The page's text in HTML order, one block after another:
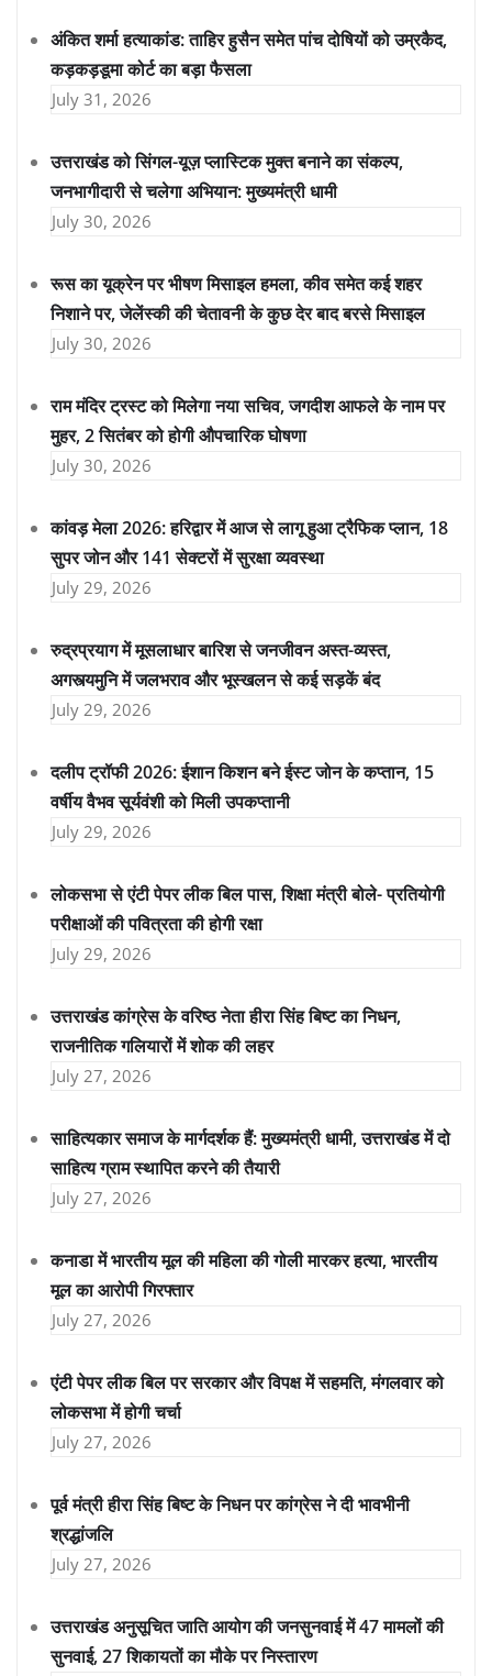
अंकित शर्मा हत्याकांड: ताहिर हुसैन समेत पांच दोषियों को उम्रकैद,
कड़कड़डूमा कोर्ट का बड़ा फैसला
July 31, 2026
उत्तराखंड को सिंगल-यूज़ प्लास्टिक मुक्त बनाने का संकल्प,
जनभागीदारी से चलेगा अभियान: मुख्यमंत्री धामी
July 30, 2026
रूस का यूक्रेन पर भीषण मिसाइल हमला, कीव समेत कई शहर
निशाने पर, जेलेंस्की की चेतावनी के कुछ देर बाद बरसे मिसाइल
July 30, 2026
राम मंदिर ट्रस्ट को मिलेगा नया सचिव, जगदीश आफले के नाम पर
मुहर, 2 सितंबर को होगी औपचारिक घोषणा
July 30, 2026
कांवड़ मेला 2026: हरिद्वार में आज से लागू हुआ ट्रैफिक प्लान, 18
सुपर जोन और 141 सेक्टरों में सुरक्षा व्यवस्था
July 29, 2026
रुद्रप्रयाग में मूसलाधार बारिश से जनजीवन अस्त-व्यस्त,
अगस्त्यमुनि में जलभराव और भूस्खलन से कई सड़कें बंद
July 29, 2026
दलीप ट्रॉफी 2026: ईशान किशन बने ईस्ट जोन के कप्तान, 15
वर्षीय वैभव सूर्यवंशी को मिली उपकप्तानी
July 29, 2026
लोकसभा से एंटी पेपर लीक बिल पास, शिक्षा मंत्री बोले- प्रतियोगी
परीक्षाओं की पवित्रता की होगी रक्षा
July 29, 2026
उत्तराखंड कांग्रेस के वरिष्ठ नेता हीरा सिंह बिष्ट का निधन,
राजनीतिक गलियारों में शोक की लहर
July 27, 2026
साहित्यकार समाज के मार्गदर्शक हैं: मुख्यमंत्री धामी, उत्तराखंड में दो
साहित्य ग्राम स्थापित करने की तैयारी
July 27, 2026
कनाडा में भारतीय मूल की महिला की गोली मारकर हत्या, भारतीय
मूल का आरोपी गिरफ्तार
July 27, 2026
एंटी पेपर लीक बिल पर सरकार और विपक्ष में सहमति, मंगलवार को
लोकसभा में होगी चर्चा
July 27, 2026
पूर्व मंत्री हीरा सिंह बिष्ट के निधन पर कांग्रेस ने दी भावभीनी
श्रद्धांजलि
July 27, 2026
उत्तराखंड अनुसूचित जाति आयोग की जनसुनवाई में 47 मामलों की
सुनवाई, 27 शिकायतों का मौके पर निस्तारण